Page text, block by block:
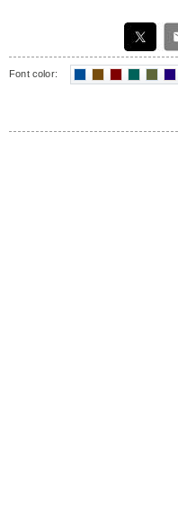
Font color: